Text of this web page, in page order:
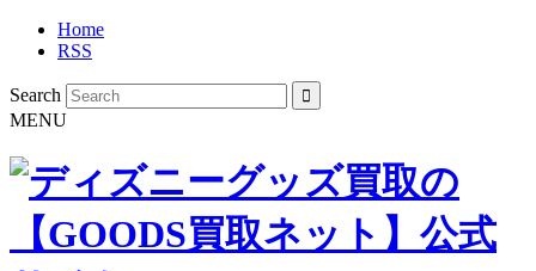
Home
RSS
Search
MENU